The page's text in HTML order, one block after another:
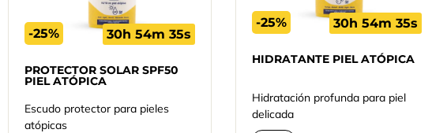
-25% 30h 54m 34s
PROTECTOR SOLAR SPF50
PIEL ATÓPICA
Escudo protector para pieles
atópicas
-25% 30h 54m 34s
HIDRATANTE PIEL ATÓPICA
Hidratación profunda para piel
delicada